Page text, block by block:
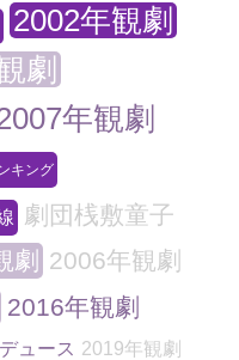
2002年観劇
劇
年観劇
キング
劇団桟敷童子
劇
2006年観劇
2016年観劇
ュース 2019年観劇